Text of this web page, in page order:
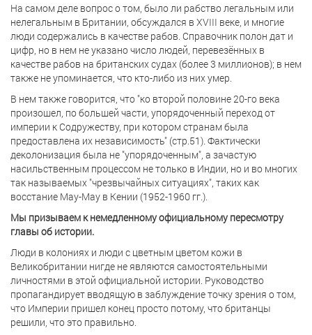
На самом деле вопрос о том, было ли рабство легальным или
нелегальным в Британии, обсуждался в XVIII веке, и многие
люди содержались в качестве рабов. Справочник полон дат и
цифр, но в нем не указано число людей, перевезённых в
качестве рабов на британских судах (более 3 миллионов); в нем
также не упоминается, что кто-либо из них умер.
В нем также говорится, что "ко второй половине 20-го века
произошел, по большей части, упорядоченный переход от
империи к Содружеству, при котором странам была
предоставлена их независимость" (стр.51). Фактически
деколонизация была не "упорядоченным", а зачастую
насильственным процессом не только в Индии, но и во многих
так называемых "чрезвычайных ситуациях", таких как
восстание Мау-Мау в Кении (1952-1960 гг.).
Мы призываем к немедленному официальному пересмотру
главы об истории.
Люди в колониях и люди с цветным цветом кожи в
Великобритании нигде не являются самостоятельными
личностями в этой официальной истории. Руководство
пропагандирует вводящую в заблуждение точку зрения о том,
что Империи пришел конец просто потому, что британцы
решили, что это правильно.